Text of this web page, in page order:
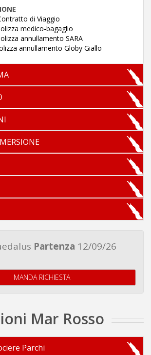
di Viaggio
medico-bagaglio
annullamento SARA
annullamento Globy Giallo
Partenza 12/09/26
MANDA RICHIESTA
Mar Rosso
Parchi